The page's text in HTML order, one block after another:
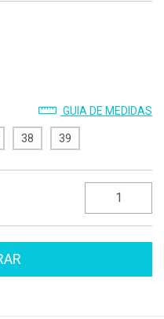
GUIA DE MEDIDAS
38 39